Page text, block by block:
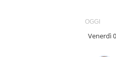
OGGI
Venerdì